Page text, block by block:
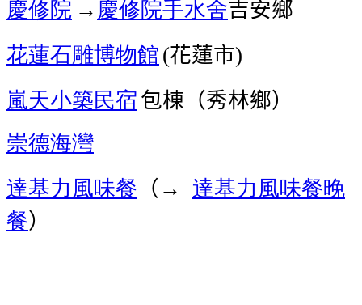
慶修院 →慶修院手水舍吉安鄉
花蓮石雕博物館 (花蓮市)
嵐天小築民宿包棟 （秀林鄉）
崇德海灣
達基力風味餐 （ → 達基力風味餐晚
餐）